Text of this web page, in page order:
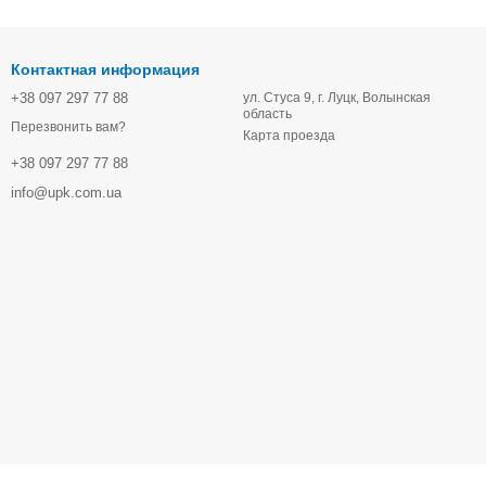
Контактная информация
+38 097 297 77 88
Перезвонить вам?
+38 097 297 77 88
info@upk.com.ua
ул. Стуса 9, г. Луцк, Волынская
область
Карта проезда